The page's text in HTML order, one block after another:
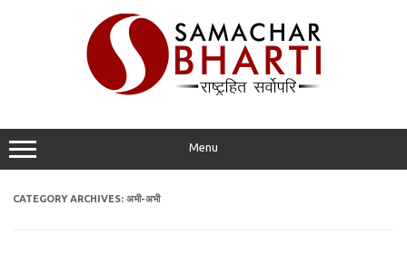
Menu
CATEGORY ARCHIVES: अभी-अभी